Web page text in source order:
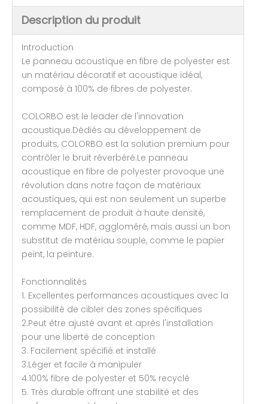
Description du produit
Introduction
Le panneau acoustique en fibre de polyester est
un matériau décoratif et acoustique idéal,
composé à 100% de fibres de polyester.
COLORBO est le leader de l'innovation
acoustique.Dédiés au développement de
produits, COLORBO est la solution premium pour
contrôler le bruit réverbéré.Le panneau
acoustique en fibre de polyester provoque une
révolution dans notre façon de matériaux
acoustiques, qui est non seulement un superbe
remplacement de produit à haute densité,
comme MDF, HDF, aggloméré, mais aussi un bon
substitut de matériau souple, comme le papier
peint, la peinture.
Fonctionnalités
1. Excellentes performances acoustiques avec la
possibilité de cibler des zones spécifiques
2.Peut être ajusté avant et après l'installation
pour une liberté de conception
3. Facilement spécifié et installé
3.Léger et facile à manipuler
4.100% fibre de polyester et 50% recyclé
5. Très durable offrant une stabilité et des